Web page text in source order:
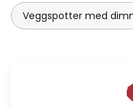
Veggspotter med